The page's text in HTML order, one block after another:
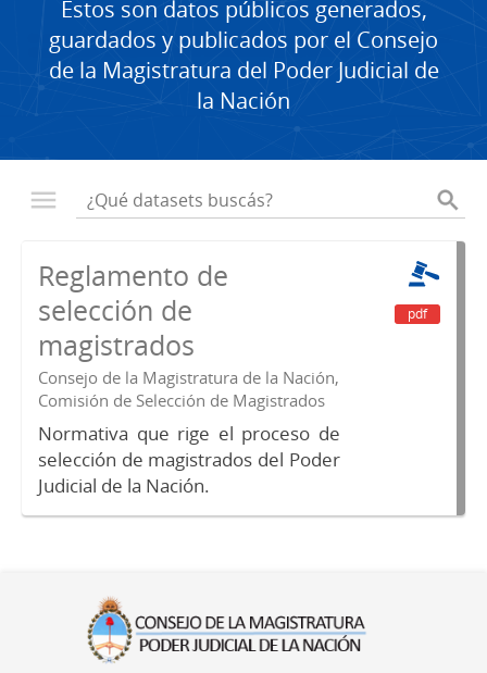
Estos son datos públicos generados,
guardados y publicados por el Consejo
de la Magistratura del Poder Judicial de
la Nación
Reglamento de
selección de
magistrados
Consejo de la Magistratura de la Nación,
Comisión de Selección de Magistrados
Normativa que rige el proceso de
selección de magistrados del Poder
Judicial de la Nación.
pdf